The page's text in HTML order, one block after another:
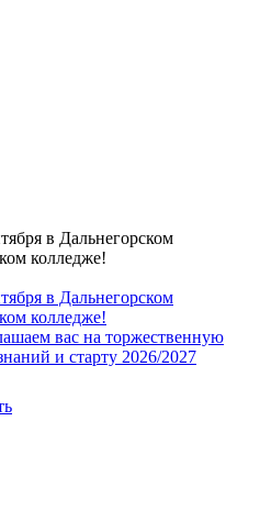
в Дальнегорском
колледже!
в Дальнегорском
колледже!
вас на торжественную
и старту 2026/2027